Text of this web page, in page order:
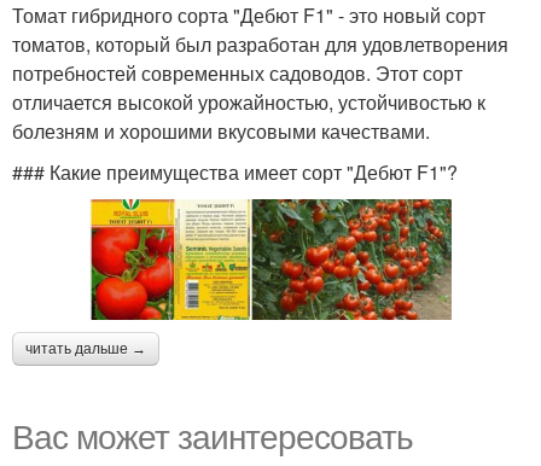
Томат гибридного сорта "Дебют F1" - это новый сорт
томатов, который был разработан для удовлетворения
потребностей современных садоводов. Этот сорт
отличается высокой урожайностью, устойчивостью к
болезням и хорошими вкусовыми качествами.
### Какие преимущества имеет сорт "Дебют F1"?
читать дальше →
Вас может заинтересовать